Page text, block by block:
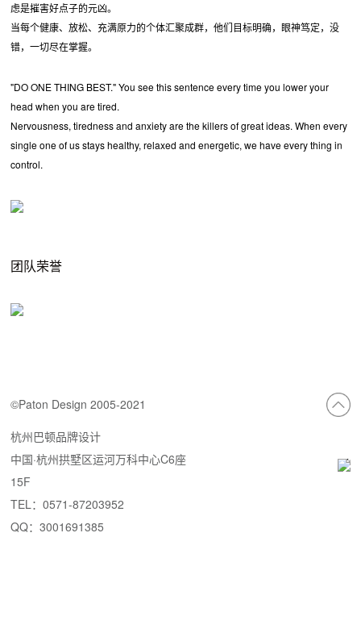
虑是摧害好点子的元凶。
当每个健康、放松、充满原力的个体汇聚成群，他们目标明确，眼神笃定，没
错，一切尽在掌握。
"DO ONE THING BEST." You see this sentence every time you lower your
head when you are tired.
Nervousness, tiredness and anxiety are the killers of great ideas. When every
single one of us stays healthy, relaxed and energetic, we have every thing in
control.
团队荣誉
©Paton Design 2005-2021
杭州巴顿品牌设计
中国·杭州拱墅区运河万科中心C6座
15F
TEL：0571-87203952
QQ：3001691385